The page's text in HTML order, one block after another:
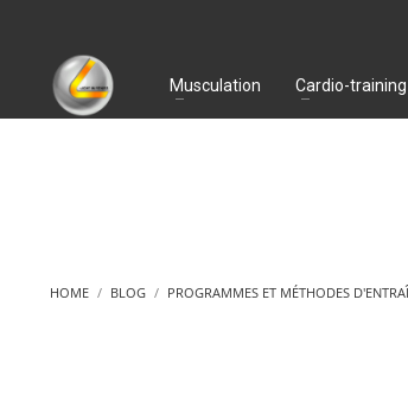
Musculation Cardio-training
HOME BLOG PROGRAMMES ET MÉTHODES